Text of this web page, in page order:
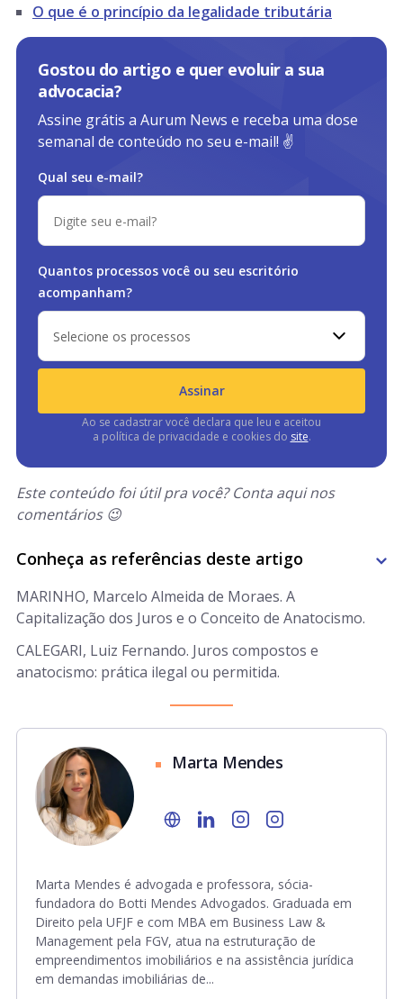
O que é o princípio da legalidade tributária
Gostou do artigo e quer evoluir a sua
advocacia?
Assine grátis a Aurum News e receba uma dose
semanal de conteúdo no seu e-mail! ✌️
Qual seu e-mail?
Quantos processos você ou seu escritório
acompanham?
Selecione os processos
Assinar
Ao se cadastrar você declara que leu e aceitou
a política de privacidade e cookies do site.
Este conteúdo foi útil pra você? Conta aqui nos
comentários 😉
Conheça as referências deste artigo
MARINHO, Marcelo Almeida de Moraes. A
Capitalização dos Juros e o Conceito de Anatocismo.
CALEGARI, Luiz Fernando. Juros compostos e
anatocismo: prática ilegal ou permitida.
Marta Mendes
Marta Mendes é advogada e professora, sócia-
fundadora do Botti Mendes Advogados. Graduada em
Direito pela UFJF e com MBA em Business Law &
Management pela FGV, atua na estruturação de
empreendimentos imobiliários e na assistência jurídica
em demandas imobiliárias de...